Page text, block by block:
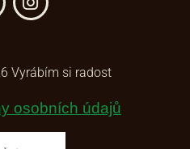
Vyrábím si radost
osobních údajů